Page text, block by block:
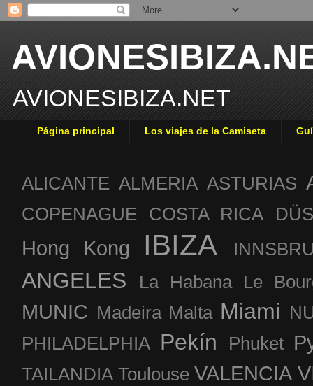
AVIONESIBIZA.NET
Página principal Los viajes de la Camiseta
ALICANTE ALMERIA ASTURIAS
COPENAGUE COSTA RICA
Hong Kong IBIZA
ANGELES La Habana Le
MUNIC Madeira Malta Miami
PHILADELPHIA Pekín Phuket
TAILANDIA Toulouse VALENCIA